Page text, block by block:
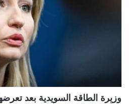
وزيرة الطاقة السويدية بعد